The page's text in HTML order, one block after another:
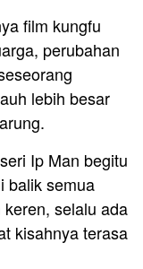
film kungfu
perubahan
lebih besar
Ip Man begitu
balik semua
selalu ada
kisahnya terasa